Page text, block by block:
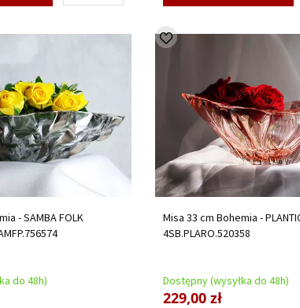
- SAMBA FOLK
do 48h)
Misa 33 cm Bohemia -
4SB.PLARO.520358
Dostępny (wysyłka do 48h)
229,00 zł